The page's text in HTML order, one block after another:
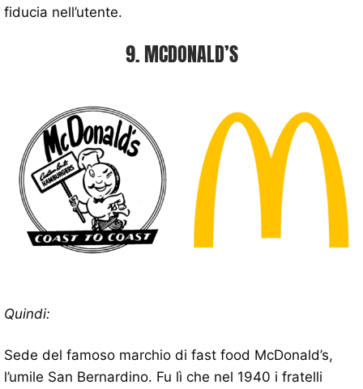
fiducia nell’utente.
9. MCDONALD’S
Quindi:
Sede del famoso marchio di fast food McDonald’s,
l’umile San Bernardino. Fu lì che nel 1940 i fratelli